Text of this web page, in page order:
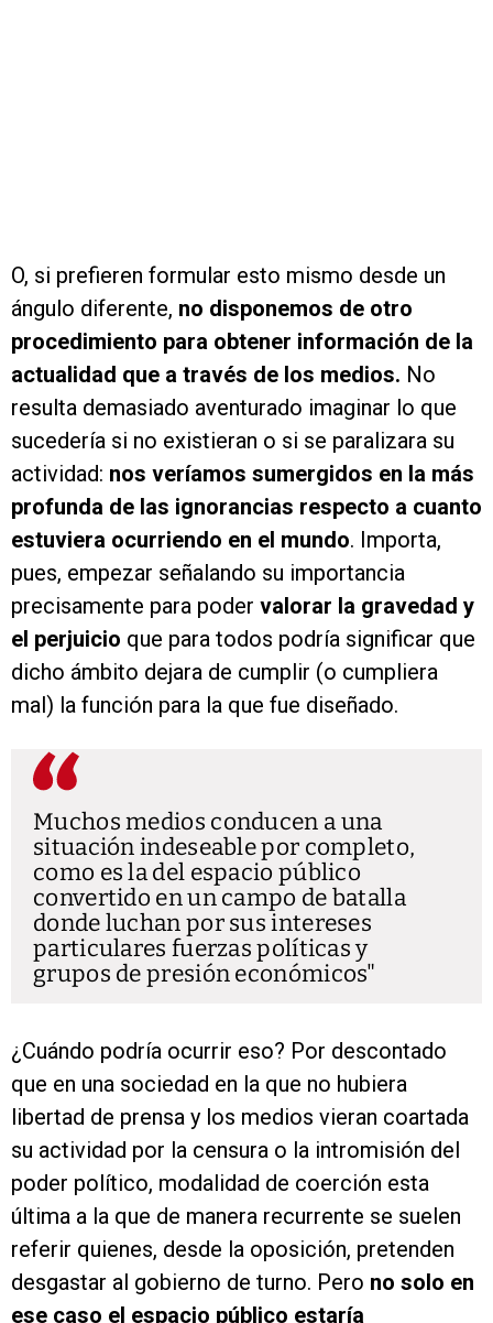
O, si prefieren formular esto mismo desde un
ángulo diferente, no disponemos de otro
procedimiento para obtener información de la
actualidad que a través de los medios. No
resulta demasiado aventurado imaginar lo que
sucedería si no existieran o si se paralizara su
actividad: nos veríamos sumergidos en la más
profunda de las ignorancias respecto a cuanto
estuviera ocurriendo en el mundo. Importa,
pues, empezar señalando su importancia
precisamente para poder valorar la gravedad y
el perjuicio que para todos podría significar que
dicho ámbito dejara de cumplir (o cumpliera
mal) la función para la que fue diseñado.
Muchos medios conducen a una
situación indeseable por completo,
como es la del espacio público
convertido en un campo de batalla
donde luchan por sus intereses
particulares fuerzas políticas y
grupos de presión económicos
¿Cuándo podría ocurrir eso? Por descontado
que en una sociedad en la que no hubiera
libertad de prensa y los medios vieran coartada
su actividad por la censura o la intromisión del
poder político, modalidad de coerción esta
última a la que de manera recurrente se suelen
referir quienes, desde la oposición, pretenden
desgastar al gobierno de turno. Pero no solo en
ese caso el espacio público estaría